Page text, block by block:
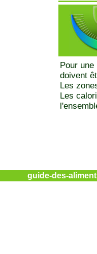
Pour
doivent
Les
Les
guide-des-